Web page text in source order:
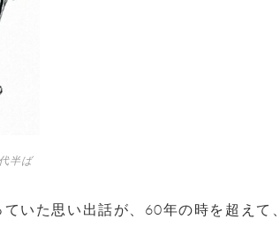
半ば
いた思い出話が、60年の時を超えて